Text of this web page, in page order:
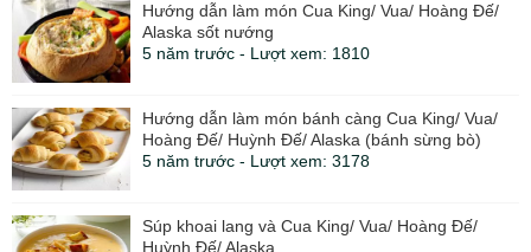
Hướng dẫn làm món Cua King/ Vua/ Hoàng Đế/
Alaska sốt nướng
5 năm trước - Lượt xem: 1810
Hướng dẫn làm món bánh càng Cua King/ Vua/
Hoàng Đế/ Huỳnh Đế/ Alaska (bánh sừng bò)
5 năm trước - Lượt xem: 3178
Súp khoai lang và Cua King/ Vua/ Hoàng Đế/
Huỳnh Đế/ Alaska